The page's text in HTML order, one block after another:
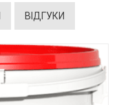
ВІДГУКИ